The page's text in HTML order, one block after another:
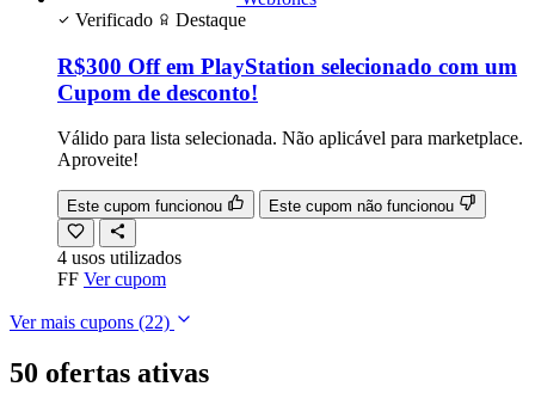
Verificado
Destaque
R$300 Off em PlayStation selecionado com um
Cupom de desconto!
Válido para lista selecionada. Não aplicável para marketplace.
Aproveite!
Este cupom funcionou Este cupom não funcionou
4 usos utilizados
FF Ver cupom
Ver mais cupons (22)
50 ofertas ativas